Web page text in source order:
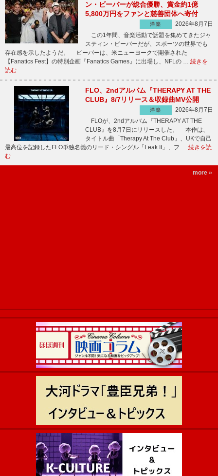
ン・ビーバーが総合優勝、賞金約1億
5,800万円をファンと慈善団体へ寄付
洋楽
2026年8月7日
この1年間、音楽活動で話題を集めてきたジャ
スティン・ビーバーだが、スポーツの世界でも
存在感を示したようだ。 ビーバーは、米ニューヨークで開催された
【Fanatics Fest】の特別企画『Fanatics Games』に出場し、NFLの … 続きを
読む
FLO、2ndアルバム『THERAPY AT THE
CLUB』8/7リリース＆収録曲MV公開
洋楽
2026年8月7日
FLOが、2ndアルバム『THERAPY AT THE
CLUB』を8月7日にリリースした。 本作は、
タイトル曲「Therapy At The Club」、UKで自己
最高位を記録したFLO単独名義のリード・シングル「Leak It」、フ … 続きを読
む
more »